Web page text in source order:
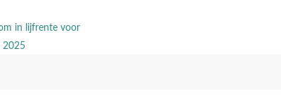
in lijfrente voor
2025